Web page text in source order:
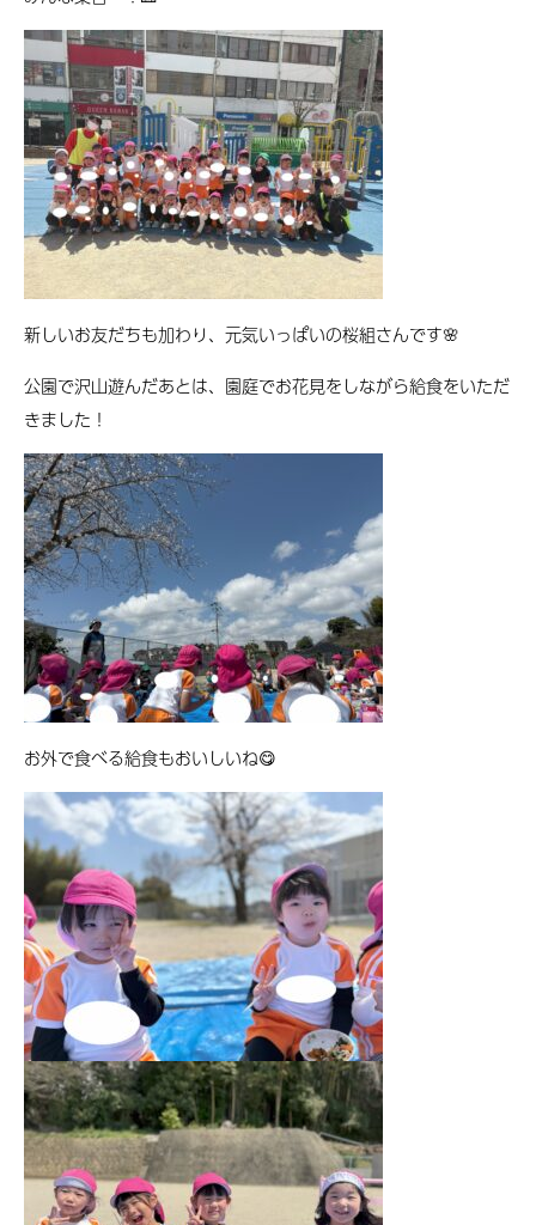
新しいお友だちも加わり、元気いっぱいの桜組さんです🌸
公園で沢山遊んだあとは、園庭でお花見をしながら給食をいただ
きました！
お外で食べる給食もおいしいね😋